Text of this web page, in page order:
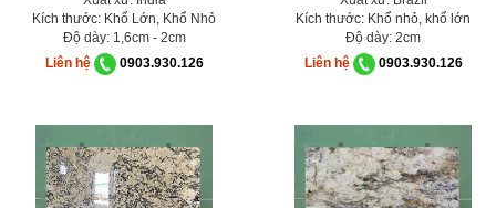
Kích thước: Khổ Lớn, Khổ Nhỏ
Độ dày: 1,6cm - 2cm
Liên hệ
0903.930.126
Kích thước: Khổ nhỏ, khổ lớn
Độ dày: 2cm
Liên hệ
0903.930.126